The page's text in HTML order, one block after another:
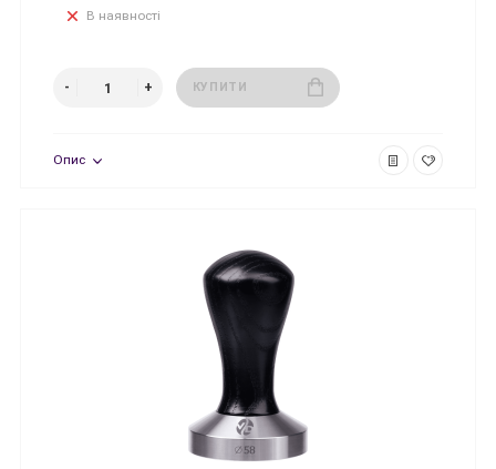
В наявності
КУПИТИ
Опис